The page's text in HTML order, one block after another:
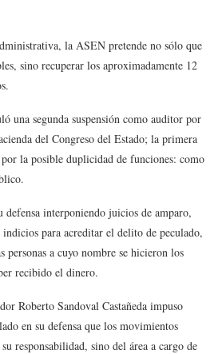
la ASEN pretende no sólo que
sino recuperar los aproximadamente 12
una segunda suspensión como auditor por
del Congreso del Estado; la primera
la posible duplicidad de funciones: como
defensa interponiendo juicios de amparo,
para acreditar el delito de peculado,
personas a cuyo nombre se hicieron los
recibido el dinero.
Roberto Sandoval Castañeda impuso
en su defensa que los movimientos
responsabilidad, sino del área a cargo de